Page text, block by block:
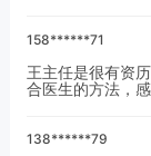
158******71
王主任是很有资
合医生的方法，感
138******79